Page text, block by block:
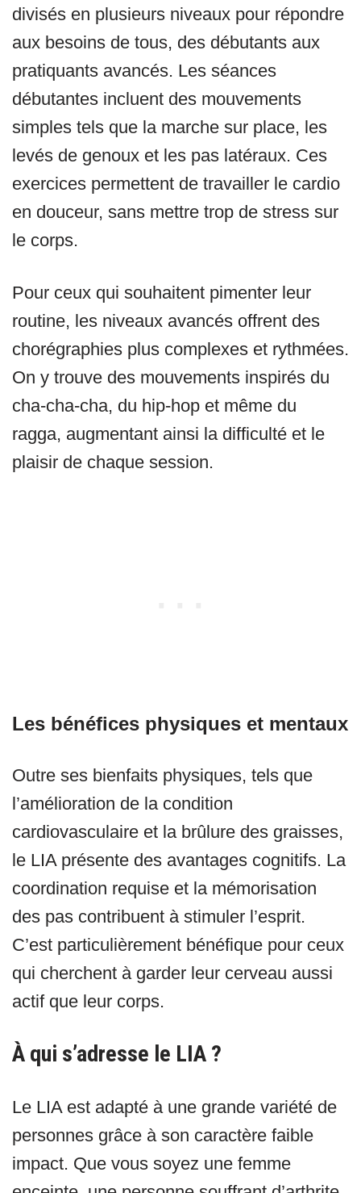
divisés en plusieurs niveaux pour répondre
aux besoins de tous, des débutants aux
pratiquants avancés. Les séances
débutantes incluent des mouvements
simples tels que la marche sur place, les
levés de genoux et les pas latéraux. Ces
exercices permettent de travailler le cardio
en douceur, sans mettre trop de stress sur
le corps.
Pour ceux qui souhaitent pimenter leur
routine, les niveaux avancés offrent des
chorégraphies plus complexes et rythmées.
On y trouve des mouvements inspirés du
cha-cha-cha, du hip-hop et même du
ragga, augmentant ainsi la difficulté et le
plaisir de chaque session.
Les bénéfices physiques et mentaux
Outre ses bienfaits physiques, tels que
l’amélioration de la condition
cardiovasculaire et la brûlure des graisses,
le LIA présente des avantages cognitifs. La
coordination requise et la mémorisation
des pas contribuent à stimuler l’esprit.
C’est particulièrement bénéfique pour ceux
qui cherchent à garder leur cerveau aussi
actif que leur corps.
À qui s’adresse le LIA ?
Le LIA est adapté à une grande variété de
personnes grâce à son caractère faible
impact. Que vous soyez une femme